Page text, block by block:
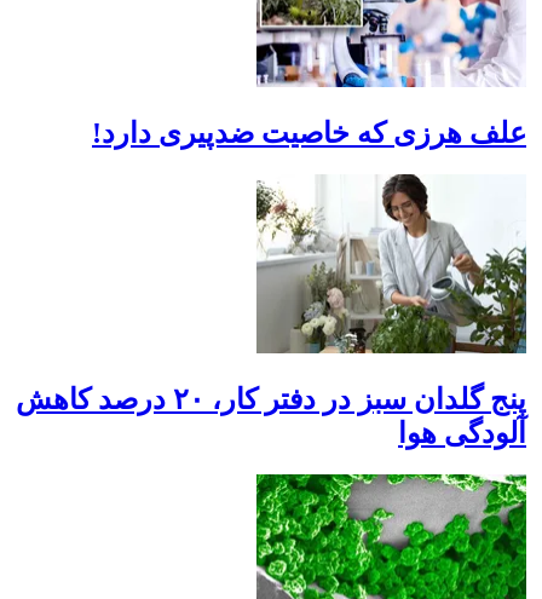
علف هرزی که خاصیت ضدپیری دارد!
پنج گلدان سبز در دفتر کار، ۲۰ درصد کاهش
آلودگی هوا